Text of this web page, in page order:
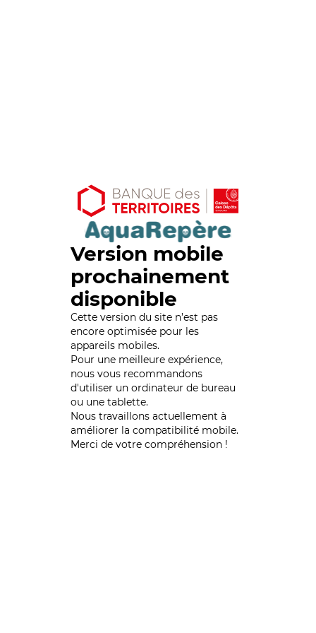
Version mobile
prochainement
disponible
Cette version du site n’est pas
encore optimisée pour les
appareils mobiles.
Pour une meilleure expérience,
nous vous recommandons
d'utiliser un ordinateur de bureau
ou une tablette.
Nous travaillons actuellement à
améliorer la compatibilité mobile.
Merci de votre compréhension !